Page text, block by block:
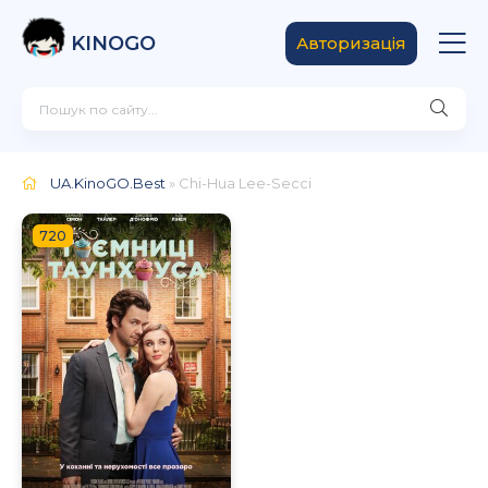
KINOGO Авторизація
UA.KinoGO.Best » Chi-Hua Lee-Secci
720